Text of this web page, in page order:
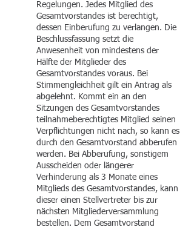
Regelungen. Jedes Mitglied des
Gesamtvorstandes ist berechtigt,
dessen Einberufung zu verlangen. Die
Beschlussfassung setzt die
Anwesenheit von mindestens der
Hälfte der Mitglieder des
Gesamtvorstandes voraus. Bei
Stimmengleichheit gilt ein Antrag als
abgelehnt. Kommt ein an den
Sitzungen des Gesamtvorstandes
teilnahmeberechtigtes Mitglied seinen
Verpflichtungen nicht nach, so kann es
durch den Gesamtvorstand abberufen
werden. Bei Abberufung, sonstigem
Ausscheiden oder längerer
Verhinderung als 3 Monate eines
Mitglieds des Gesamtvorstandes, kann
dieser einen Stellvertreter bis zur
nächsten Mitgliederversammlung
bestellen. Dem Gesamtvorstand